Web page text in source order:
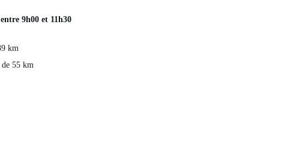
entre 9h00 et 11h30
km
55 km